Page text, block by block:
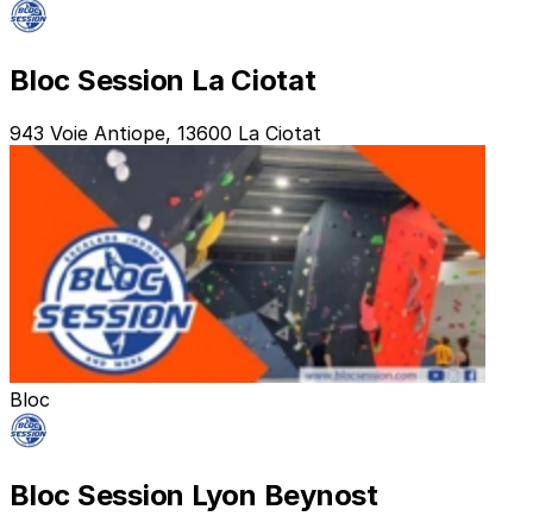
Bloc Session La Ciotat
943 Voie Antiope, 13600 La Ciotat
Bloc
Bloc Session Lyon Beynost